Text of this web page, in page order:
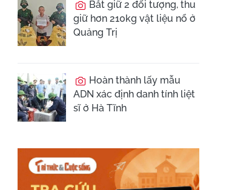
Bắt giữ 2 đối tượng, thu
giữ hơn 210kg vật liệu nổ ở
Quảng Trị
Hoàn thành lấy mẫu
ADN xác định danh tính liệt
sĩ ở Hà Tĩnh